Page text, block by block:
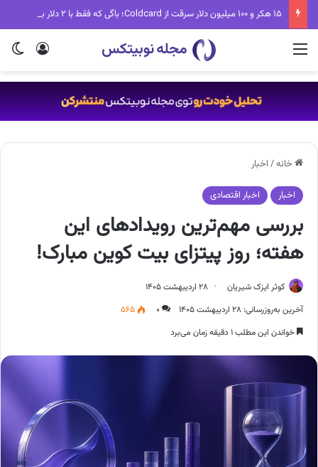
ورود منو
خانه/ اخبار
اخبار اخبار اقتصادی
بررسی مهم‌ترین رویدادهای این
هفته؛ روز پیتزای بیت کوین مبارک!
کوثر ایزک شیریان
۲۸ اردیبهشت ۱۴۰۵
آخرین به‌روزرسانی: ۲۸ اردیبهشت ۱۴۰۵
۰
۵۶۵
خواندن این مطلب ۱ دقیقه زمان می‌برد